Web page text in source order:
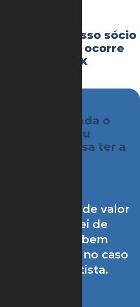
nosso sócio
o que ocorre
da MMX
MMX? Entenda o
com seu
a empresa ter a
de valor
base na lei de
tendem a ser bem
no caso
de Eike Batista.